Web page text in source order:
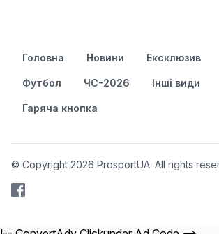
Головна Новини Ексклюзив
Футбол ЧС-2026 Інші види
Гаряча кнопка
© Copyright 2026 ProsportUA. All rights